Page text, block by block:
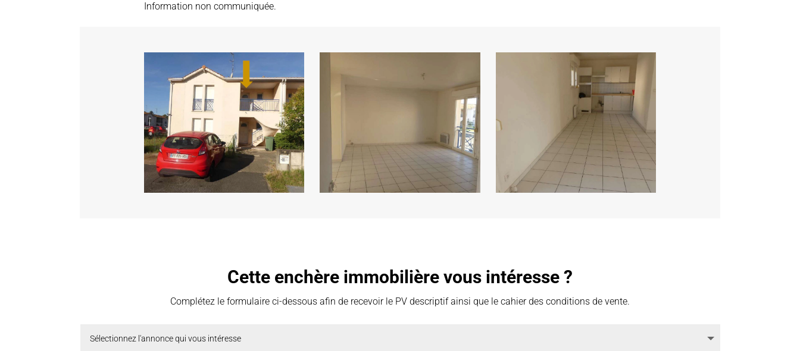
Information non communiquée.
Cette enchère immobilière vous intéresse ?
Complétez le formulaire ci-dessous afin de recevoir le PV descriptif ainsi que le cahier des conditions de vente.